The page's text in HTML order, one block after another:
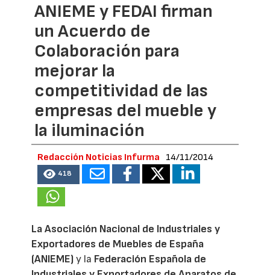
ANIEME y FEDAI firman
un Acuerdo de
Colaboración para
mejorar la
competitividad de las
empresas del mueble y
la iluminación
Redacción Noticias Infurma 14/11/2014
418
La Asociación Nacional de Industriales y
Exportadores de Muebles de España
(ANIEME)y la Federación Española de